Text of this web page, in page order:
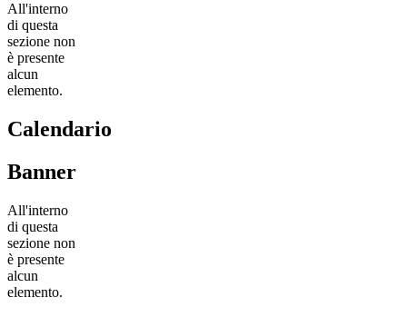
All'interno
di questa
sezione non
è presente
alcun
elemento.
Calendario
Banner
All'interno
di questa
sezione non
è presente
alcun
elemento.